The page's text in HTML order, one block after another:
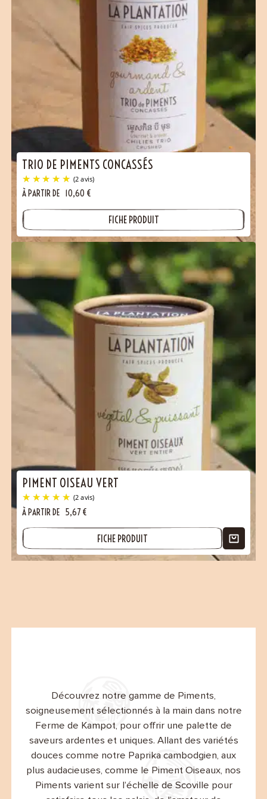
(2 avis)
TRIO DE PIMENTS CONCASSÉS
(2 avis)
À PARTIR DE 10,60 €
FICHE PRODUIT
PIMENT OISEAU VERT
À PARTIR DE 5,67€
FICHE PRODUIT
Découvrez notre gamme de Piments,
soigneusement sélectionnés à la main dans notre
Ferme de Kampot, pour offrir une palette de
saveurs ardentes et uniques. Allant des variétés
douces comme notre Paprika cambodgien, aux
plus audacieuses, comme le Piment Oiseaux, nos
Piments varient sur l’échelle de Scoville pour